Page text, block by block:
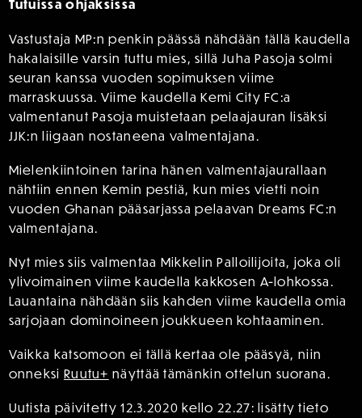
Tutuissa ohjaksissa
Vastustaja MP:n penkin päässä nähdään tällä kaudella
hakalaisille varsin tuttu mies, sillä Juha Pasoja solmi
seuran kanssa vuoden sopimuksen viime
marraskuussa. Viime kaudella Kemi City FC:a
valmentanut Pasoja muistetaan pelaajauran lisäksi
JJK:n liigaan nostaneena valmentajana.
Mielenkiintoinen tarina hänen valmentajaurallaan
nähtiin ennen Kemin pestiä, kun mies vietti noin
vuoden Ghanan pääsarjassa pelaavan Dreams FC:n
valmentajana.
Nyt mies siis valmentaa Mikkelin Palloilijoita, joka oli
ylivoimainen viime kaudella kakkosen A-lohkossa.
Lauantaina nähdään siis kahden viime kaudella omia
sarjojaan dominoineen joukkueen kohtaaminen.
Vaikka katsomoon ei tällä kertaa ole pääsyä, niin
onneksi Ruutu+ näyttää tämänkin ottelun suorana.
Uutista päivitetty 12.3.2020 kello 22.27: lisätty tieto